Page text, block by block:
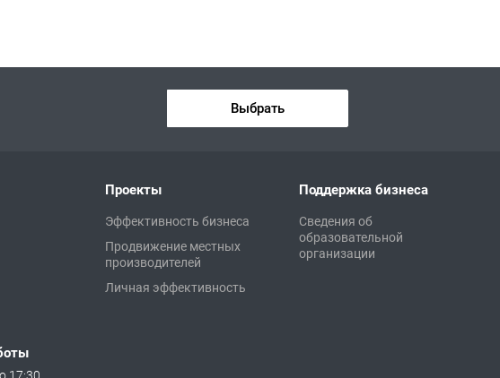
Выбрать
Проекты
Эффективность бизнеса
Продвижение местных
производителей
Личная эффективность
Поддержка бизнеса
Сведения об
образовательной
организации